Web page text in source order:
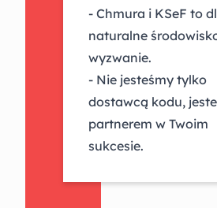
- Chmura i KSeF to
naturalne
wyzwanie.
- Nie jesteśmy tylko
dostawcą kodu,
partnerem w Twoim
sukcesie.